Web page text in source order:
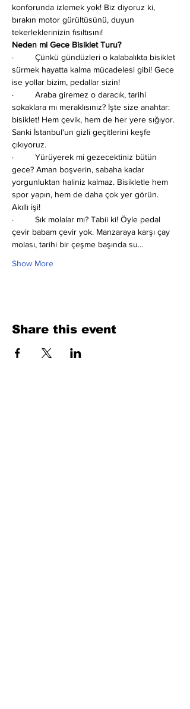
konforunda izlemek yok! Biz diyoruz ki,
bırakın motor gürültüsünü, duyun
tekerleklerinizin fısıltısını!
Neden mi Gece Bisiklet Turu?
·         Çünkü gündüzleri o kalabalıkta bisiklet
sürmek hayatta kalma mücadelesi gibi! Gece
ise yollar bizim, pedallar sizin!
·         Araba giremez o daracık, tarihi
sokaklara mı meraklısınız? İşte size anahtar:
bisiklet! Hem çevik, hem de her yere sığıyor.
Sanki İstanbul'un gizli geçitlerini keşfe
çıkıyoruz.
·         Yürüyerek mi gezecektiniz bütün
gece? Aman boşverin, sabaha kadar
yorgunluktan haliniz kalmaz. Bisikletle hem
spor yapın, hem de daha çok yer görün.
Akıllı işi!
·         Sık molalar mı? Tabii ki! Öyle pedal
çevir babam çevir yok. Manzaraya karşı çay
molası, tarihi bir çeşme başında su…
Show More
Share this event